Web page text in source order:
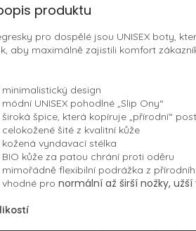
produktu
pro dospělé jsou UNISEX boty,
aby maximálně zajistili komfort
minimalistický design
módní UNISEX pohodlné „Slip Ony“
široká špice, která kopíruje „přírodní“
celokožené šité z kvalitní kůže
kožená vyndavací stélka
BIO kůže za patou chrání proti oděru
mimořádně flexibilní podrážka z
vhodné pro normální až širší nožky,